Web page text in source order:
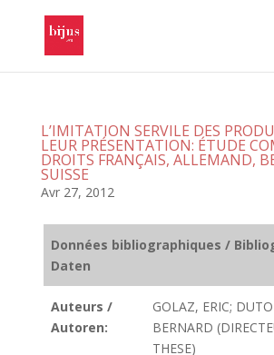
L’IMITATION SERVILE DES
LEUR PRÉSENTATION: ÉTUDE
DROITS FRANÇAIS, ALLEMAND,
SUISSE
Avr 27, 2012
Données bibliographiques /
Daten
Auteurs /
Autoren:
GOLAZ, ERIC;
BERNARD
THESE)